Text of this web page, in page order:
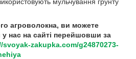
агроволокна, ви можете
нас на сайті перейшовши за
svoyak-zakupka.com/g24870273-